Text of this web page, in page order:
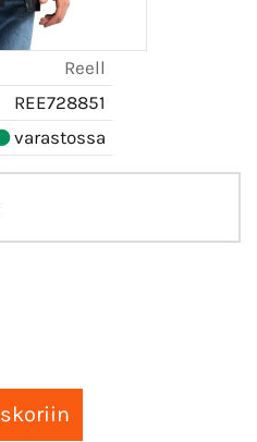
Reell
REE728851
varastossa